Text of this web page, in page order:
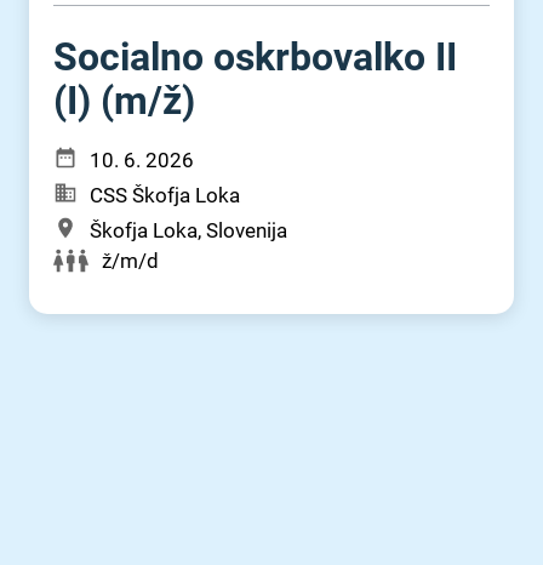
Socialno oskrbovalko II
(I) (m⁠/⁠ž)
10. 6. 2026
CSS Škofja Loka
Škofja Loka, Slovenija
ž/m/d